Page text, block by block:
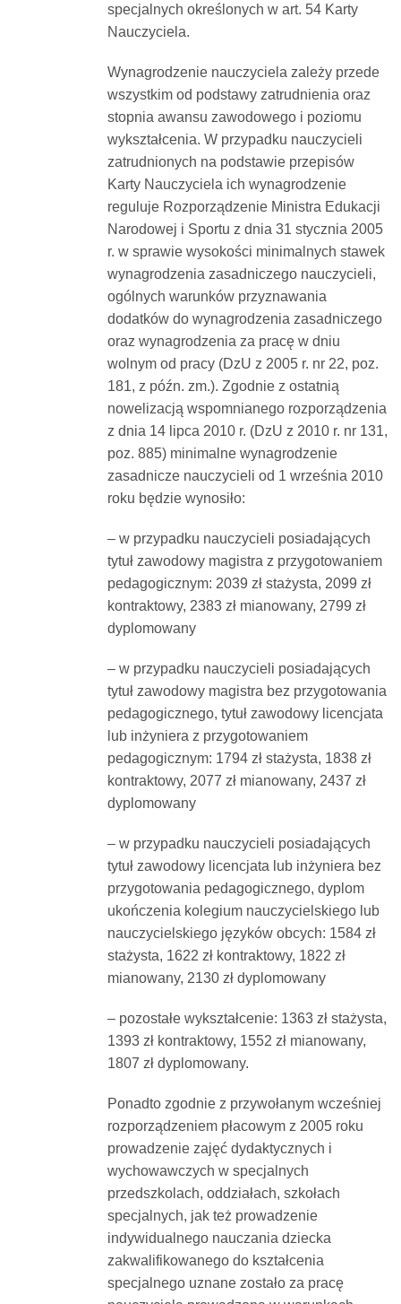
specjalnych określonych w art. 54 Karty
Nauczyciela.
Wynagrodzenie nauczyciela zależy przede
wszystkim od podstawy zatrudnienia oraz
stopnia awansu zawodowego i poziomu
wykształcenia. W przypadku nauczycieli
zatrudnionych na podstawie przepisów
Karty Nauczyciela ich wynagrodzenie
reguluje Rozporządzenie Ministra Edukacji
Narodowej i Sportu z dnia 31 stycznia 2005
r. w sprawie wysokości minimalnych stawek
wynagrodzenia zasadniczego nauczycieli,
ogólnych warunków przyznawania
dodatków do wynagrodzenia zasadniczego
oraz wynagrodzenia za pracę w dniu
wolnym od pracy (DzU z 2005 r. nr 22, poz.
181, z późn. zm.). Zgodnie z ostatnią
nowelizacją wspomnianego rozporządzenia
z dnia 14 lipca 2010 r. (DzU z 2010 r. nr 131,
poz. 885) minimalne wynagrodzenie
zasadnicze nauczycieli od 1 września 2010
roku będzie wynosiło:
– w przypadku nauczycieli posiadających
tytuł zawodowy magistra z przygotowaniem
pedagogicznym: 2039 zł stażysta, 2099 zł
kontraktowy, 2383 zł mianowany, 2799 zł
dyplomowany
– w przypadku nauczycieli posiadających
tytuł zawodowy magistra bez przygotowania
pedagogicznego, tytuł zawodowy licencjata
lub inżyniera z przygotowaniem
pedagogicznym: 1794 zł stażysta, 1838 zł
kontraktowy, 2077 zł mianowany, 2437 zł
dyplomowany
– w przypadku nauczycieli posiadających
tytuł zawodowy licencjata lub inżyniera bez
przygotowania pedagogicznego, dyplom
ukończenia kolegium nauczycielskiego lub
nauczycielskiego języków obcych: 1584 zł
stażysta, 1622 zł kontraktowy, 1822 zł
mianowany, 2130 zł dyplomowany
– pozostałe wykształcenie: 1363 zł stażysta,
1393 zł kontraktowy, 1552 zł mianowany,
1807 zł dyplomowany.
Ponadto zgodnie z przywołanym wcześniej
rozporządzeniem płacowym z 2005 roku
prowadzenie zajęć dydaktycznych i
wychowawczych w specjalnych
przedszkolach, oddziałach, szkołach
specjalnych, jak też prowadzenie
indywidualnego nauczania dziecka
zakwalifikowanego do kształcenia
specjalnego uznane zostało za pracę